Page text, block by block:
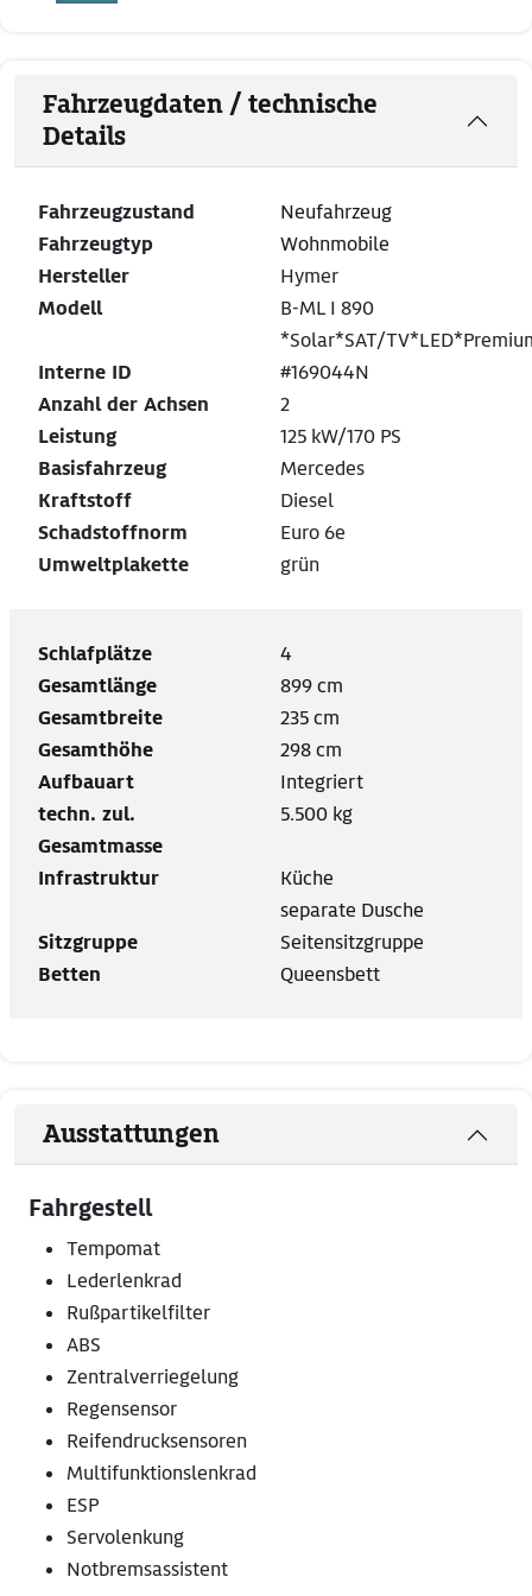
Fahrzeugdaten / technische
Details
Fahrzeugzustand
Neufahrzeug
Fahrzeugtyp
Wohnmobile
Hersteller
Hymer
Modell
B-ML I 890
*Solar*SAT/
Interne ID
#169044N
Anzahl der Achsen
2
Leistung
125 kW/170 PS
Basisfahrzeug
Mercedes
Kraftstoff
Diesel
Schadstoffnorm
Euro 6e
Umweltplakette
grün
Schlafplätze
4
Gesamtlänge
899 cm
Gesamtbreite
235 cm
Gesamthöhe
298 cm
Aufbauart
Integriert
techn. zul.
Gesamtmasse
5.500 kg
Infrastruktur
Küche
separate Dusche
Sitzgruppe
Seitensitzgruppe
Betten
Queensbett
Ausstattungen
Fahrgestell
Tempomat
Lederlenkrad
Rußpartikelfilter
ABS
Zentralverriegelung
Regensensor
Reifendrucksensoren
Multifunktionslenkrad
ESP
Servolenkung
Notbremsassistent